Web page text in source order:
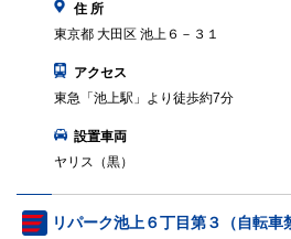
住 所
東京都 大田区 池上６－３１
アクセス
東急「池上駅」より徒歩約7分
設置車両
ヤリス（黒）
リパーク池上６丁目第３（自転車